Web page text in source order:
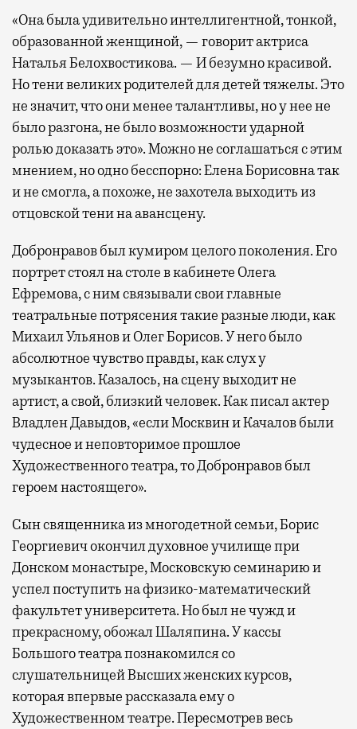
«Она была удивительно интеллигентной, тонкой,
образованной женщиной, — говорит актриса
Наталья Белохвостикова. — И безумно красивой.
Но тени великих родителей для детей тяжелы. Это
не значит, что они менее талантливы, но у нее не
было разгона, не было возможности ударной
ролью доказать это». Можно не соглашаться с этим
мнением, но одно бесспорно: Елена Борисовна так
и не смогла, а похоже, не захотела выходить из
отцовской тени на авансцену.
Добронравов был кумиром целого поколения. Его
портрет стоял на столе в кабинете Олега
Ефремова, с ним связывали свои главные
театральные потрясения такие разные люди, как
Михаил Ульянов и Олег Борисов. У него было
абсолютное чувство правды, как слух у
музыкантов. Казалось, на сцену выходит не
артист, а свой, близкий человек. Как писал актер
Владлен Давыдов, «если Москвин и Качалов были
чудесное и неповторимое прошлое
Художественного театра, то Добронравов был
героем настоящего».
Сын священника из многодетной семьи, Борис
Георгиевич окончил духовное училище при
Донском монастыре, Московскую семинарию и
успел поступить на физико-математический
факультет университета. Но был не чужд и
прекрасному, обожал Шаляпина. У кассы
Большого театра познакомился со
слушательницей Высших женских курсов,
которая впервые рассказала ему о
Художественном театре. Пересмотрев весь